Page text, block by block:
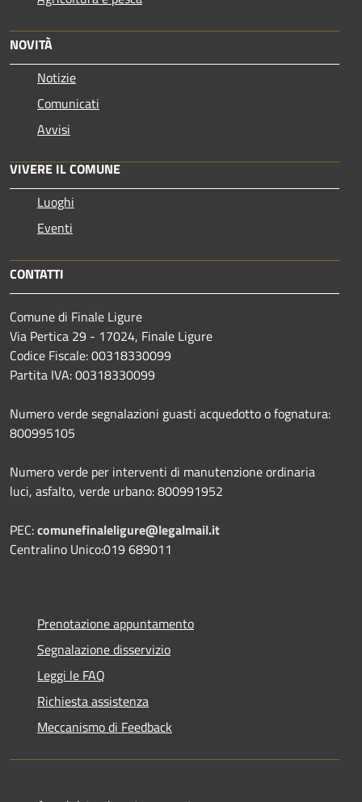
NOVITÀ
Notizie
Comunicati
Avvisi
VIVERE IL COMUNE
Luoghi
Eventi
CONTATTI
Comune di Finale Ligure
Via Pertica 29 - 17024, Finale Ligure
Codice Fiscale: 00318330099
Partita IVA: 00318330099
Numero verde segnalazioni guasti acquedotto o fognatura:
800995105
Numero verde per interventi di manutenzione ordinaria
luci, asfalto, verde urbano: 800991952
PEC:comunefinaleligure@legalmail.it
Centralino Unico:019 689011
Prenotazione appuntamento
Segnalazione disservizio
Leggi le FAQ
Richiesta assistenza
Meccanismo di Feedback